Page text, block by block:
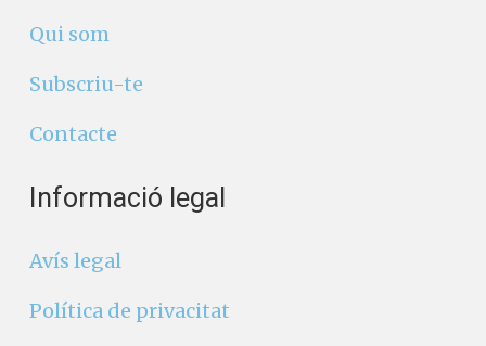
Qui som
Subscriu-te
Contacte
Informació legal
Avís legal
Política de privacitat